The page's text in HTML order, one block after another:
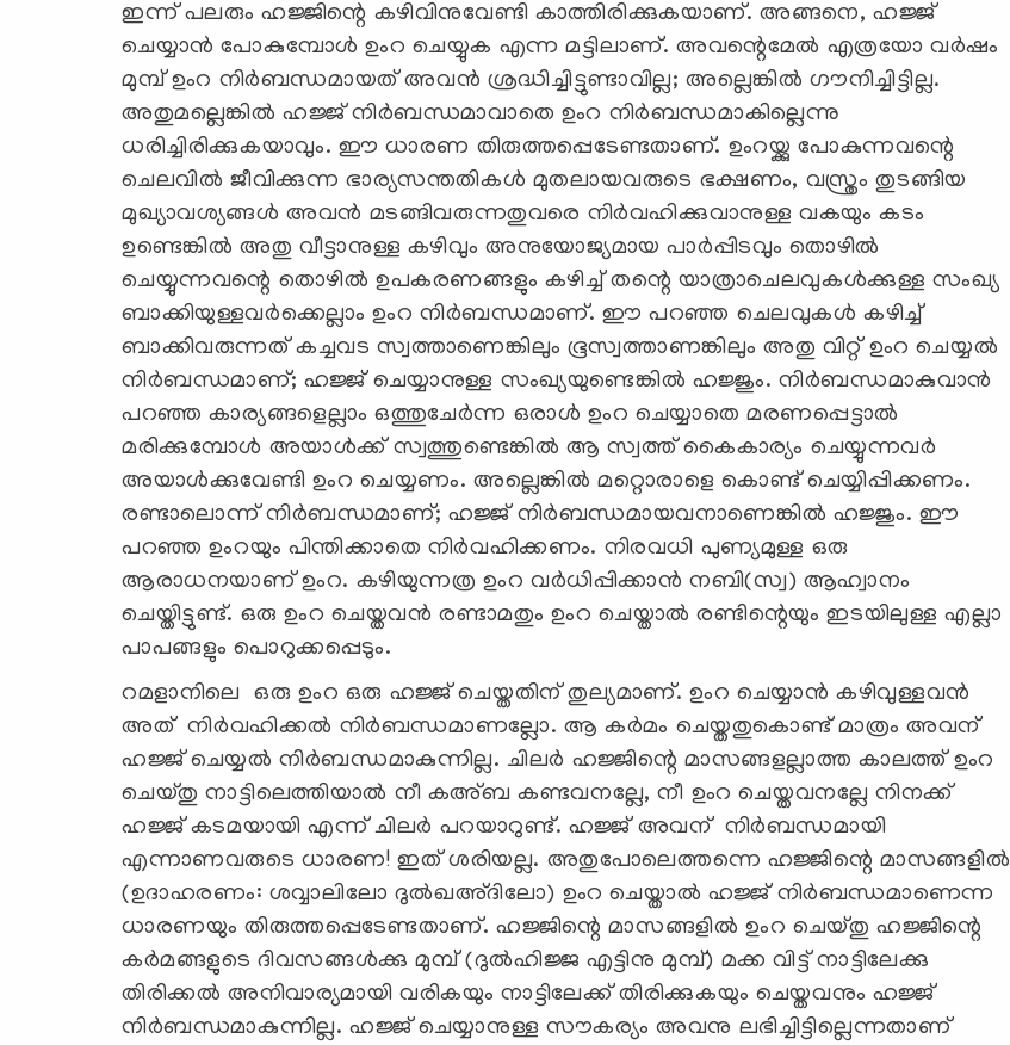
ഇന്ന് പലരും ഹജ്ജിന്റെ കഴിവിനുവേണ്ടി കാത്തിരിക്കുകയാണ്. അങ്ങനെ, ഹജ്ജ്
ചെയ്യാന്‍ പോകുമ്പോള്‍ ഉംറ ചെയ്യുക എന്ന മട്ടിലാണ്. അവന്റെമേല്‍ എത്രയോ വര്‍ഷം
മുമ്പ് ഉംറ നിര്‍ബന്ധമായത് അവന്‍ ശ്രദ്ധിച്ചിട്ടുണ്ടാവില്ല; അല്ലെങ്കില്‍ ഗൗനിച്ചിട്ടില്ല.
അതുമല്ലെങ്കില്‍ ഹജ്ജ് നിര്‍ബന്ധമാവാതെ ഉംറ നിര്‍ബന്ധമാകില്ലെന്നു
ധരിച്ചിരിക്കുകയാവും. ഈ ധാരണ തിരുത്തപ്പെടേണ്ടതാണ്. ഉംറയ്ക്കു പോകുന്നവന്റെ
ചെലവില്‍ ജീവിക്കുന്ന ഭാര്യസന്തതികള്‍ മുതലായവരുടെ ഭക്ഷണം, വസ്ത്രം തുടങ്ങിയ
മുഖ്യാവശ്യങ്ങള്‍ അവന്‍ മടങ്ങിവരുന്നതുവരെ നിര്‍വഹിക്കുവാനുള്ള വകയും കടം
ഉണ്ടെങ്കില്‍ അതു വീട്ടാനുള്ള കഴിവും അനുയോജ്യമായ പാര്‍പ്പിടവും തൊഴില്‍
ചെയ്യുന്നവന്റെ തൊഴില്‍ ഉപകരണങ്ങളും കഴിച്ച് തന്റെ യാത്രാചെലവുകള്‍ക്കുള്ള സംഖ്യ
ബാക്കിയുള്ളവര്‍ക്കെല്ലാം ഉംറ നിര്‍ബന്ധമാണ്. ഈ പറഞ്ഞ ചെലവുകള്‍ കഴിച്ച്
ബാക്കിവരുന്നത് കച്ചവട സ്വത്താണെങ്കിലും ഭൂസ്വത്താണങ്കിലും അതു വിറ്റ് ഉംറ ചെയ്യല്‍
നിര്‍ബന്ധമാണ്; ഹജ്ജ് ചെയ്യാനുള്ള സംഖ്യയുണ്ടെങ്കില്‍ ഹജ്ജും. നിര്‍ബന്ധമാകുവാന്‍
പറഞ്ഞ കാര്യങ്ങളെല്ലാം ഒത്തുചേര്‍ന്ന ഒരാള്‍ ഉംറ ചെയ്യാതെ മരണപ്പെട്ടാല്‍
മരിക്കുമ്പോള്‍ അയാള്‍ക്ക് സ്വത്തുണ്ടെങ്കില്‍ ആ സ്വത്ത് കൈകാര്യം ചെയ്യുന്നവര്‍
അയാള്‍ക്കുവേണ്ടി ഉംറ ചെയ്യണം. അല്ലെങ്കില്‍ മറ്റൊരാളെ കൊണ്ട് ചെയ്യിപ്പിക്കണം.
രണ്ടാലൊന്ന് നിര്‍ബന്ധമാണ്; ഹജ്ജ് നിര്‍ബന്ധമായവനാണെങ്കില്‍ ഹജ്ജും. ഈ
പറഞ്ഞ ഉംറയും പിന്തിക്കാതെ നിര്‍വഹിക്കണം. നിരവധി പുണ്യമുള്ള ഒരു
ആരാധനയാണ് ഉംറ. കഴിയുന്നത്ര ഉംറ വര്‍ധിപ്പിക്കാന്‍ നബി(സ്വ) ആഹ്വാനം
ചെയ്തിട്ടുണ്ട്. ഒരു ഉംറ ചെയ്തവന്‍ രണ്ടാമതും ഉംറ ചെയ്താല്‍ രണ്ടിന്റെയും ഇടയിലുള്ള എല്ലാ
പാപങ്ങളും പൊറുക്കപ്പെടും.
റമളാനിലെ ഒരു ഉംറ ഒരു ഹജ്ജ് ചെയ്തതിന് തുല്യമാണ്. ഉംറ ചെയ്യാന്‍ കഴിവുള്ളവന്‍
അത് നിര്‍വഹിക്കല്‍ നിര്‍ബന്ധമാണല്ലോ. ആ കര്‍മം ചെയ്തതുകൊണ്ട് മാത്രം അവന്
ഹജ്ജ് ചെയ്യല്‍ നിര്‍ബന്ധമാകുന്നില്ല. ചിലര്‍ ഹജ്ജിന്റെ മാസങ്ങളല്ലാത്ത കാലത്ത് ഉംറ
ചെയ്തു നാട്ടിലെത്തിയാല്‍ നീ കഅ്ബ കണ്ടവനല്ലേ, നീ ഉംറ ചെയ്തവനല്ലേ നിനക്ക്
ഹജ്ജ് കടമയായി എന്ന് ചിലര്‍ പറയാറുണ്ട്. ഹജ്ജ് അവന് നിര്‍ബന്ധമായി
എന്നാണവരുടെ ധാരണ! ഇത് ശരിയല്ല. അതുപോലെത്തന്നെ ഹജ്ജിന്റെ മാസങ്ങളില്‍
(ഉദാഹരണം: ശവ്വാലിലോ ദുല്‍ഖഅ്ദിലോ) ഉംറ ചെയ്താല്‍ ഹജ്ജ് നിര്‍ബന്ധമാണെന്ന
ധാരണയും തിരുത്തപ്പെടേണ്ടതാണ്. ഹജ്ജിന്റെ മാസങ്ങളില്‍ ഉംറ ചെയ്തു ഹജ്ജിന്റെ
കര്‍മങ്ങളുടെ ദിവസങ്ങള്‍ക്കു മുമ്പ് (ദുല്‍ഹിജ്ജ എട്ടിനു മുമ്പ്) മക്ക വിട്ട് നാട്ടിലേക്കു
തിരിക്കല്‍ അനിവാര്യമായി വരികയും നാട്ടിലേക്ക് തിരിക്കുകയും ചെയ്തവനും ഹജ്ജ്
നിര്‍ബന്ധമാകുന്നില്ല. ഹജ്ജ് ചെയ്യാനുള്ള സൗകര്യം അവനു ലഭിച്ചിട്ടില്ലെന്നതാണ്